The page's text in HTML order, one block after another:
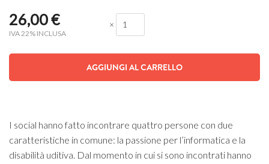
26,00€
IVA 22% INCLUSA
×
AGGIUNGI AL CARRELLO
I social hanno fatto incontrare quattro persone con due
caratteristiche in comune: la passione per l’informatica e la
disabilità uditiva. Dal momento in cui si sono incontrati hanno